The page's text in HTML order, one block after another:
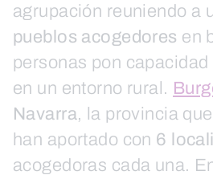
agrupación reuniendo a
pueblos acogedores en
personas pon
en un entorno rural.
Navarra, la provincia
han aportado con 6
acogedoras cada una.